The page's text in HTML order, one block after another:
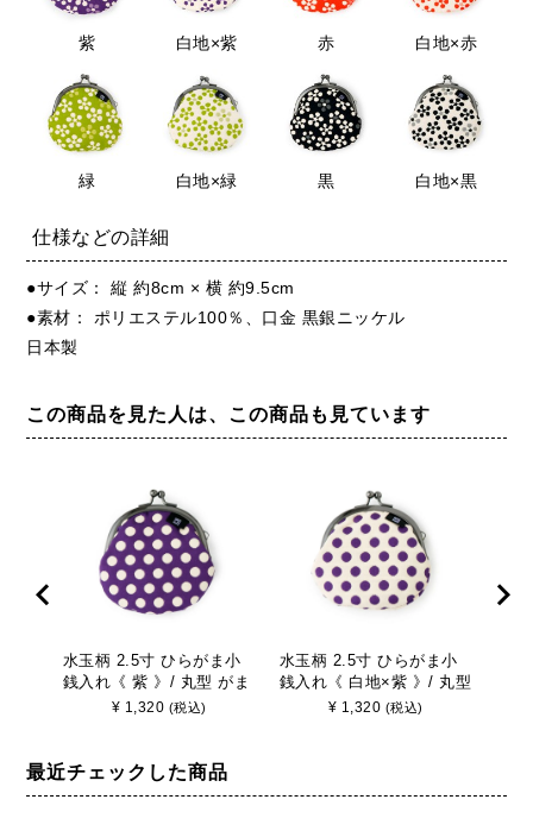
紫 白地×紫 赤 白地×赤
緑 白地×緑 黒 白地×黒
仕様などの詳細
●サイズ： 縦 約8cm × 横 約9.5cm
●素材： ポリエステル100％、口金 黒銀ニッケル
日本製
この商品を見た人は、この商品も見ています
水玉柄 2.5寸 ひらがま小
銭入れ《 紫 》/ 丸型 がま
ぐち 財布 コインケース パ
¥ 1,320 (税込)
水玉柄 2.5寸 ひらがま小
銭入れ《 白地×紫 》/ 丸型
がまぐち 財布 コインケー
¥ 1,320 (税込)
最近チェックした商品